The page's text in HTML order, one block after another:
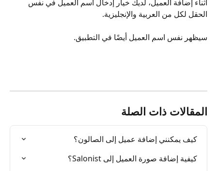
أثناء إضافة العميل، لديك خيار إدخال اسم العميل في نفس
الحقل لكل من العربية والإنجليزية.
سيظهر نفس اسم العميل أيضًا في التطبيق.
المقالات ذات الصلة
كيف يمكنني إضافة عميل إلى الصالون؟
كيفية إضافة صورة العميل إلى Salonist؟